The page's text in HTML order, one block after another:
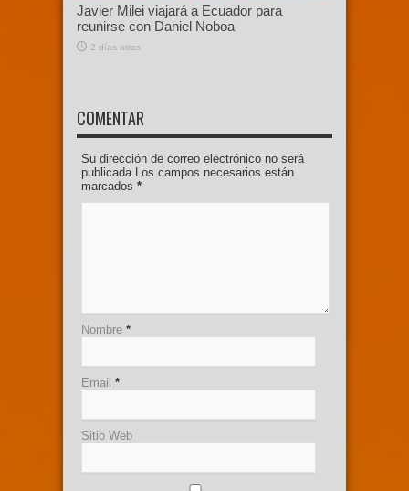
Javier Milei viajará a Ecuador para
reunirse con Daniel Noboa
2 días atras
COMENTAR
Su dirección de correo electrónico no será
publicada.Los campos necesarios están
marcados *
Nombre *
Email *
Sitio Web